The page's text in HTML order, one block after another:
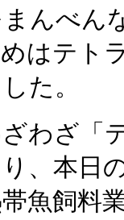
んべん
はテト
た。
わざ「
、本日
魚飼料